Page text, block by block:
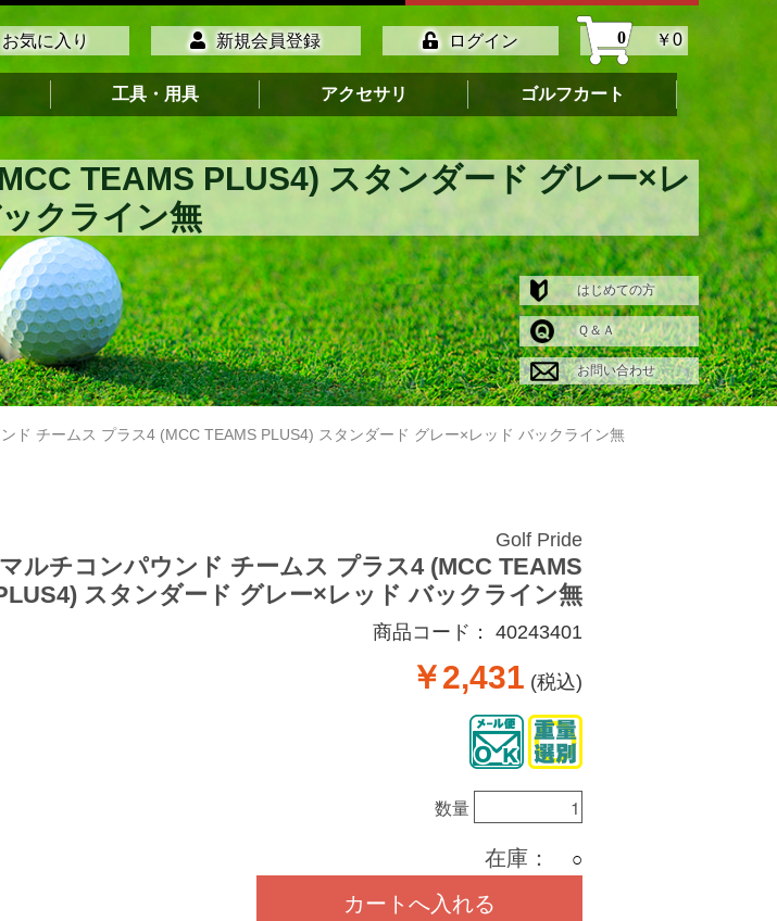
お気に入り 新規会員登録 ログイン 0 ￥0
工具・用具 アクセサリ ゴルフカート
TEAMS PLUS4) スタンダード グレー×レ
クライン無
はじめての方
Ｑ＆Ａ
お問い合わせ
ド チームス プラス4 (MCC TEAMS PLUS4) スタンダード グレー×レッド バックライン無
Golf Pride
マルチコンパウンド チームス プラス4 (MCC TEAMS
スタンダード グレー×レッド バックライン無
商品コード： 40243401
￥2,431 (税込)
数量
在庫： ○
カートへ入れる